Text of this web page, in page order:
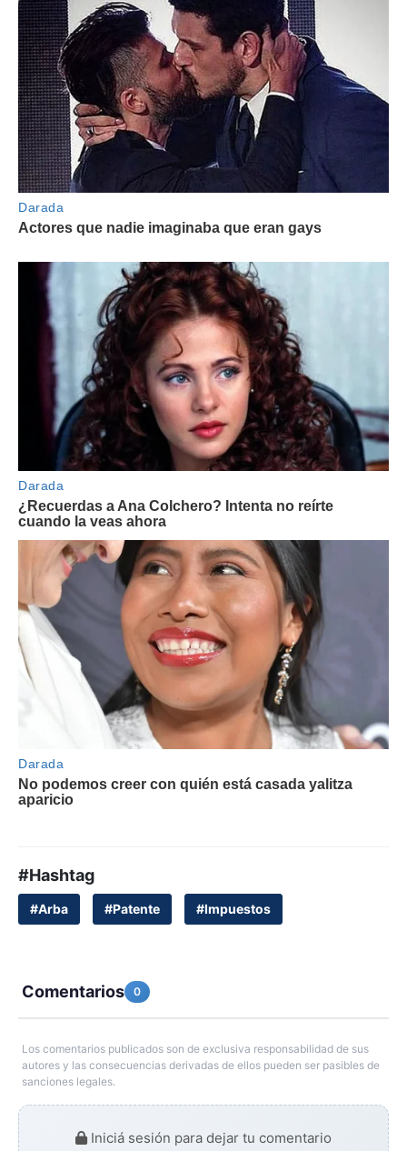
#Hashtag
#Arba #Patente #Impuestos
Comentarios 0
Los comentarios publicados son de exclusiva responsabilidad de sus
autores y las consecuencias derivadas de ellos pueden ser pasibles de
sanciones legales.
Iniciá sesión para dejar tu comentario